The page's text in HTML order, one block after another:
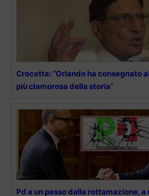
Crocetta: “Orlando ha consegnato
più clamorosa della storia”
Pd a un passo dalla rottamazione, a